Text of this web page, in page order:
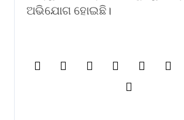
ଅଭିଯୋଗ ହୋଇଛି।